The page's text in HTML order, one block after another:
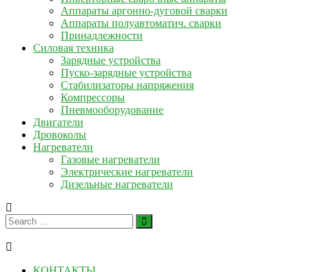
Аппараты аргонно-дуговой сварки
Аппараты полуавтоматич. сварки
Принадлежности
Силовая техника
Зарядные устройства
Пуско-зарядные устройства
Стабилизаторы напряжения
Компрессоры
Пневмооборудование
Двигатели
Дровоколы
Нагреватели
Газовые нагреватели
Электрические нагреватели
Дизельные нагреватели